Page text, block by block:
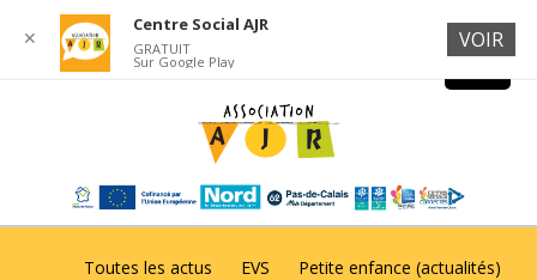
Toutes les actus EVS Petite enfance (actualités)
✕
Centre Social AJR
GRATUIT
Sur Google Play
VOIR